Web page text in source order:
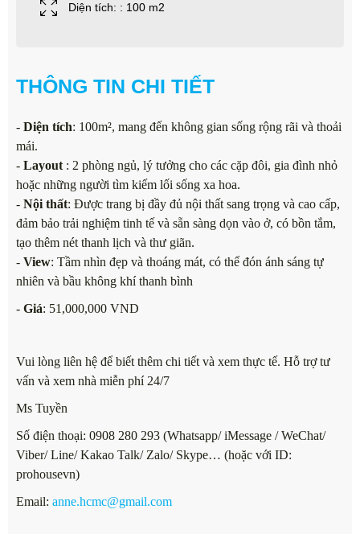
Diện tích: : 100 m2
THÔNG TIN CHI TIẾT
- Diện tích: 100m², mang đến không gian sống rộng rãi và thoải
mái.
- Layout : 2 phòng ngủ, lý tưởng cho các cặp đôi, gia đình nhỏ
hoặc những người tìm kiếm lối sống xa hoa.
- Nội thất: Được trang bị đầy đủ nội thất sang trọng và cao cấp,
đảm bảo trải nghiệm tinh tế và sẵn sàng dọn vào ở, có bồn tắm,
tạo thêm nét thanh lịch và thư giãn.
- View: Tầm nhìn đẹp và thoáng mát, có thể đón ánh sáng tự
nhiên và bầu không khí thanh bình
- Giá: 51,000,000 VND
Vui lòng liên hệ để biết thêm chi tiết và xem thực tế. Hỗ trợ tư
vấn và xem nhà miễn phí 24/7
Ms Tuyền
Số điện thoại: 0908 280 293 (Whatsapp/ iMessage / WeChat/
Viber/ Line/ Kakao Talk/ Zalo/ Skype… (hoặc với ID:
prohousevn)
Email: anne.hcmc@gmail.com